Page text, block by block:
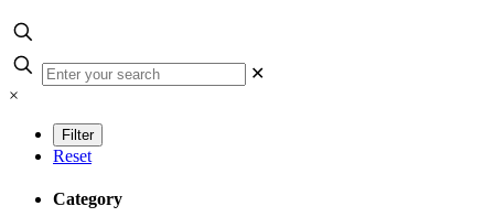
✕
×
Reset
Category